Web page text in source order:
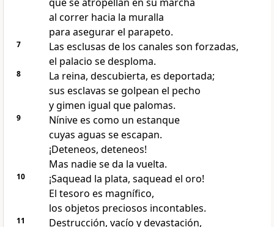
al correr hacia la muralla
para asegurar el parapeto.
7
Las esclusas de los canales son forzadas,
el palacio se desploma.
8
La reina, descubierta, es deportada;
sus esclavas se golpean el pecho
y gimen igual que palomas.
9
Nínive es como un estanque
cuyas aguas se escapan.
¡Deteneos, deteneos!
Mas nadie se da la vuelta.
10
¡Saquead la plata, saquead el oro!
El tesoro es magnífico,
los objetos preciosos incontables.
11
Destrucción, vacío y devastación,